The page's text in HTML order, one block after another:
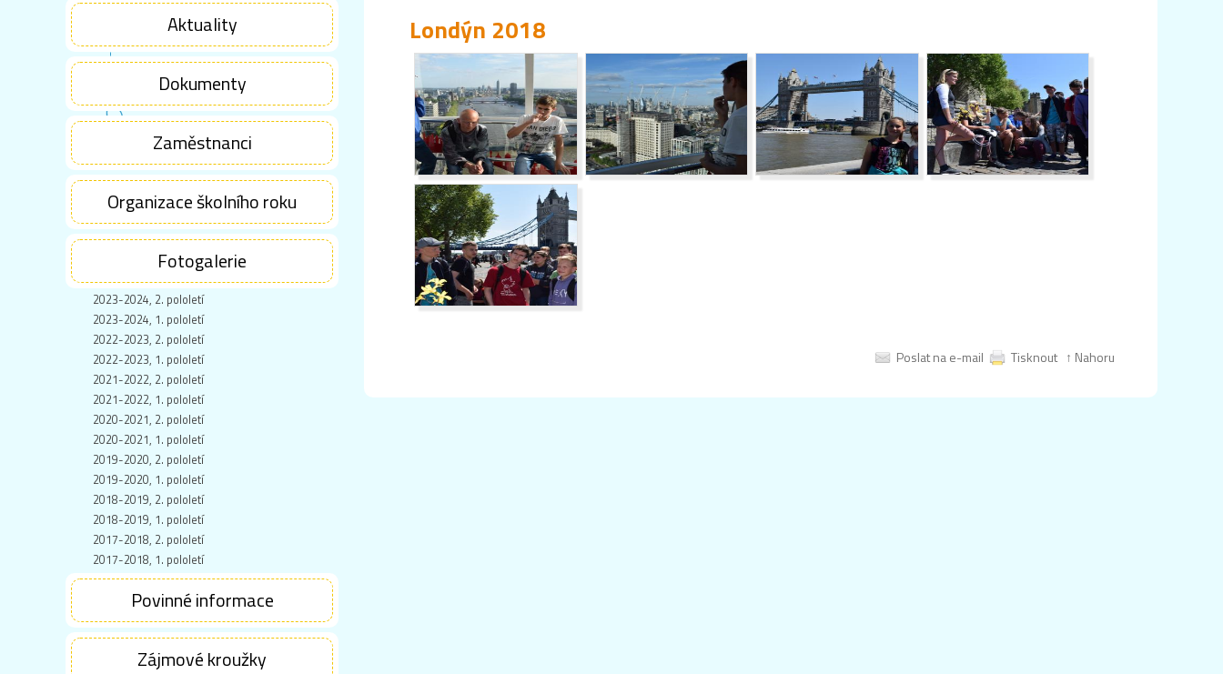
Londýn 2018
Poslat na e-mail Tisknout ↑ Nahoru
Aktuality
Dokumenty
Zaměstnanci
Organizace školního roku
Fotogalerie
2023-2024, 2. pololetí
2023-2024, 1. pololetí
2022-2023, 2. pololetí
2022-2023, 1. pololetí
2021-2022, 2. pololetí
2021-2022, 1. pololetí
2020-2021, 2. pololetí
2020-2021, 1. pololetí
2019-2020, 2. pololetí
2019-2020, 1. pololetí
2018-2019, 2. pololetí
2018-2019, 1. pololetí
2017-2018, 2. pololetí
2017-2018, 1. pololetí
Povinné informace
Zájmové kroužky